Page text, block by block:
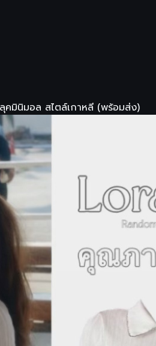
คมินิมอล สไตล์เกาหลี (พร้อมส่ง)